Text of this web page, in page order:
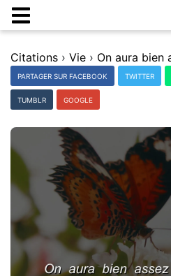
Citations › Vie ›
PARTAGER SUR FACEBOOK TWITTER
TUMBLR GOOGLE